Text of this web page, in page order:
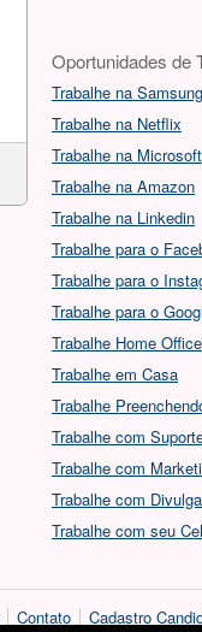
Oportunidades de
Trabalhe na Samsung
Trabalhe na Netflix
Trabalhe na Microsoft
Trabalhe na Amazon
Trabalhe na Linkedin
Trabalhe para o
Trabalhe para o
Trabalhe para o
Trabalhe Home Office
Trabalhe em Casa
Trabalhe
Trabalhe com
Trabalhe com
Trabalhe com
Trabalhe com seu
Contato Cadastro